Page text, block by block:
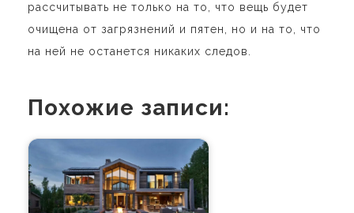
рассчитывать не только на то, что вещь будет
очищена от загрязнений и пятен, но и на то, что
на ней не останется никаких следов.
Похожие записи: